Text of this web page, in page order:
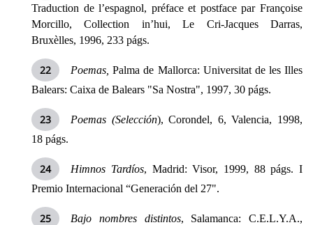
Traduction de l’espagnol, préface et postface par Françoise
Morcillo, Collection in’hui, Le Cri-Jacques Darras,
Bruxèlles, 1996, 233 págs.
Poemas, Palma de Mallorca: Universitat de les Illes
Balears: Caixa de Balears "Sa Nostra", 1997, 30 págs.
Poemas (Selección), Corondel, 6, Valencia, 1998,
18 págs.
Himnos Tardíos, Madrid: Visor, 1999, 88 págs. I
Premio Internacional “Generación del 27".
Bajo nombres distintos, Salamanca: C.E.L.Y.A.,